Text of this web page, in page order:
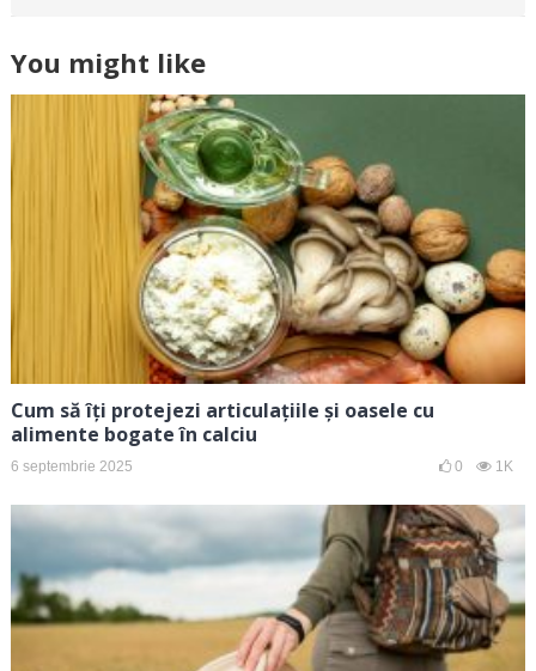
You might like
Cum să îți protejezi articulațiile și oasele cu
alimente bogate în calciu
6 septembrie 2025 0 1K